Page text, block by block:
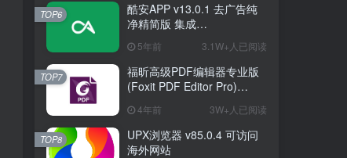
酷安APP v13.0.1 去广告纯
净精简版 集成
FuckCoolapkR1.16.5
5年前 3.1W+人已阅读
TOP6
福昕高级PDF编辑器专业版
(Foxit PDF Editor Pro)
4年前 3W+人已阅读
TOP7
UPX浏览器 v85.0.4 可访问
海外网站
TOP8